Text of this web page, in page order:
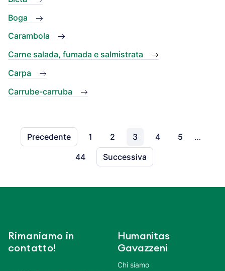
Boga
Carambola
Carne salada, fumada e salmistrata
Carpa
Carrube-carruba
Precedente 1 2 3 4 5
…
44
Successiva
Rimaniamo in
contatto!
Humanitas
Gavazzeni
Chi siamo